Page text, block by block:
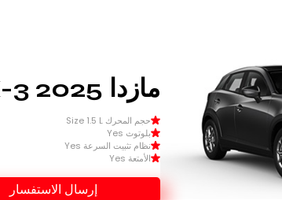
مازدا CX-3 2025
حجم المحرك Size 1.5 L
بلوتوث Yes
نظام تثبيت السرعة Yes
الأمتعة Yes
إرسال الاستفسار